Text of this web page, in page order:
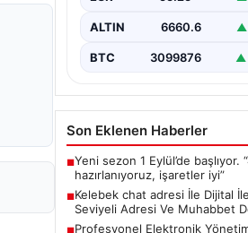
bir biçimde bağlantı kurması
çeşitli…
ALTIN 6660.6 ▲
BTC 3099876 ▲
Son Eklenen Haberler
■Yeni sezon 1 Eylül’de başlıyor.
hazırlanıyoruz, işaretler iyi”
■Kelebek chat adresi İle Dijital
Seviyeli Adresi Ve Muhabbet
■Profesyonel Elektronik